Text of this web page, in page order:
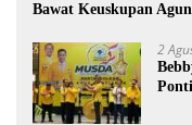
Bawat Keuskupan
2